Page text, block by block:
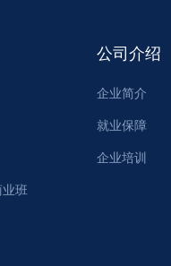
班
公司介绍
企业简介
就业保障
企业培训